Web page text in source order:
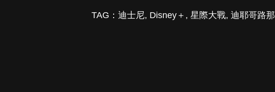
TAG： 迪士尼, Disney＋ , 星際大戰, 迪耶哥路那